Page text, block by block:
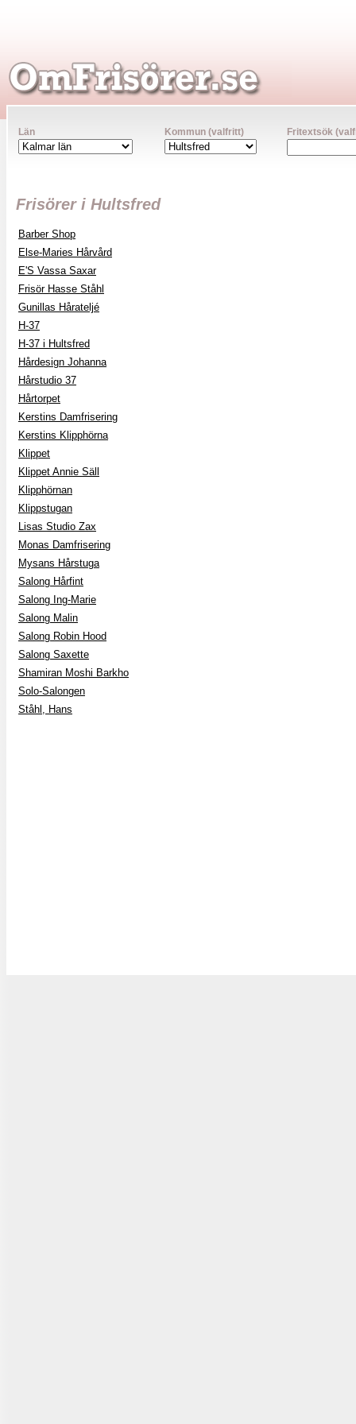
Län Kommun (valfritt) Fritextsök
Frisörer i Hultsfred
Barber Shop
Else-Maries Hårvård
E'S Vassa Saxar
Frisör Hasse Ståhl
Gunillas Hårateljé
H-37
H-37 i Hultsfred
Hårdesign Johanna
Hårstudio 37
Hårtorpet
Kerstins Damfrisering
Kerstins Klipphörna
Klippet
Klippet Annie Säll
Klipphörnan
Klippstugan
Lisas Studio Zax
Monas Damfrisering
Mysans Hårstuga
Salong Hårfint
Salong Ing-Marie
Salong Malin
Salong Robin Hood
Salong Saxette
Shamiran Moshi Barkho
Solo-Salongen
Ståhl, Hans